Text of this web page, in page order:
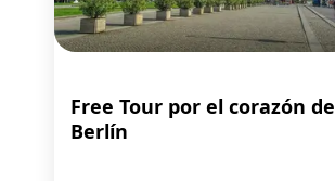
Free Tour por el corazón de
Berlín